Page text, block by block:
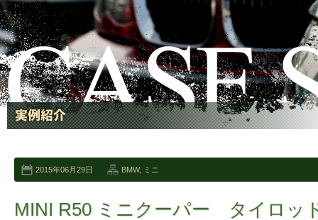
2015年06月29日 BMW, ミニ
MINI R50 ミニクーパー タイロッ